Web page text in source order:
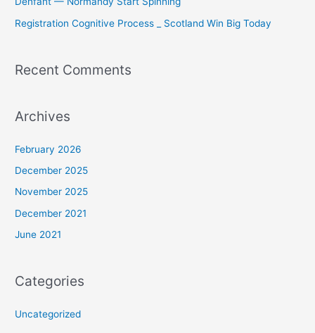
Registration Cognitive Process _ Scotland Win Big Today
Recent Comments
Archives
February 2026
December 2025
November 2025
December 2021
June 2021
Categories
Uncategorized